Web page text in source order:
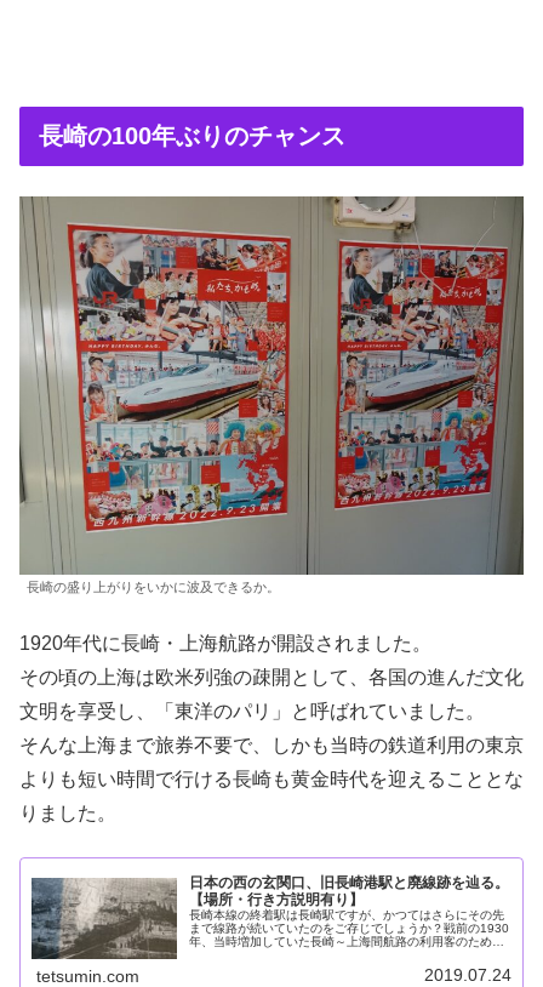
長崎の100年ぶりのチャンス
長崎の盛り上がりをいかに波及できるか。
1920年代に長崎・上海航路が開設されました。
その頃の上海は欧米列強の疎開として、各国の進んだ文化
文明を享受し、「東洋のパリ」と呼ばれていました。
そんな上海まで旅券不要で、しかも当時の鉄道利用の東京
よりも短い時間で行ける長崎も黄金時代を迎えることとな
りました。
日本の西の玄関口、旧長崎港駅と廃線跡を辿る。
【場所・行き方説明有り】
長崎本線の終着駅は長崎駅ですが、かつてはさらにその先
まで線路が続いていたのをご存じでしょうか？戦前の1930
年、当時増加していた長崎～上海間航路の利用客のため
tetsumin.com 2019.07.24